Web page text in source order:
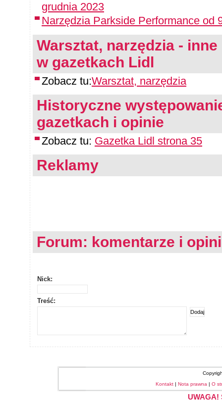
grudnia 2023
Narzędzia Parkside Performance od
Warsztat, narzędzia -
w gazetkach Lidl
Zobacz tu:Warsztat, narzędzia
Historyczne
gazetkach i opinie
Zobacz tu: Gazetka Lidl strona 35
Reklamy
Forum: komentarze i
Nick:
Treść:
Kontakt | Nota prawna | O
UWAGA!